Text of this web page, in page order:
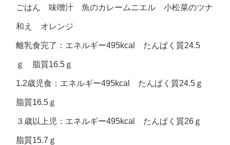
ごはん 味噌汁 魚のカレームニエル 小松菜のツナ
和え オレンジ
離乳食完了：エネルギー495kcal たんぱく質24.5
ｇ 脂質16.5ｇ
1.2歳児食：エネルギー495kcal たんぱく質24.5ｇ
脂質16.5ｇ
３歳以上児：エネルギー495kcal たんぱく質26ｇ
脂質15.7ｇ